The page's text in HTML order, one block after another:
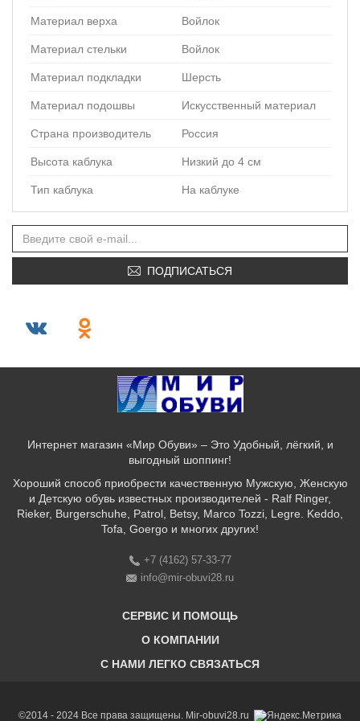
Материал верха Войлок
Материал стельки Войлок
Материал подкладки Шерсть
Материал подошвы Искусственный материал
Страна производитель Россия
Высота каблука Низкий до 4 см
Тип каблука На каблуке
ПОДПИСАТЬСЯ
Интернет магазин «Мир Обуви» – Это Удобный, лёгкий, и
выгодный шоппинг!
Хороший способ приобрести качественную Мужскую, Женскую
и Детскую обувь известных производителей - Ralf Ringer,
Rieker, Burgerschuhe, Patrol, Betsy, Marco Tozzi, Legre. Keddo,
Tofa, Goergo и многих других!
+7 (4162) 57-33-77
info@mir-obuvi28.ru
СЕРВИС И ПОМОЩЬ
Бонусная программа
О КОМПАНИИ
C НАМИ ЛЕГКО СВЯЗАТЬСЯ
©2014 - 2024 Все права защищены. Mir-obuvi28.ru